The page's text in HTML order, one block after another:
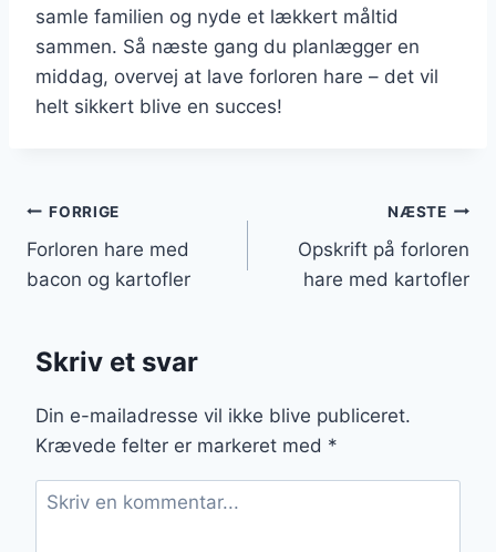
samle familien og nyde et lækkert måltid
sammen. Så næste gang du planlægger en
middag, overvej at lave forloren hare – det vil
helt sikkert blive en succes!
Indlægsnavigation
FORRIGE
Forloren hare med
bacon og kartofler
NÆSTE
Opskrift på forloren
hare med kartofler
Skriv et svar
Din e-mailadresse vil ikke blive publiceret.
Krævede felter er markeret med *